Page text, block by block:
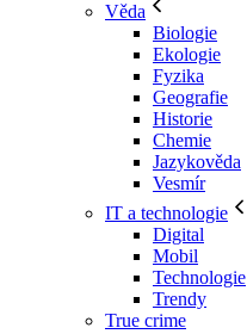
Věda
Biologie
Ekologie
Fyzika
Geografie
Historie
Chemie
Jazykověda
Vesmír
IT a technologie
Digital
Mobil
Technologie
Trendy
True crime